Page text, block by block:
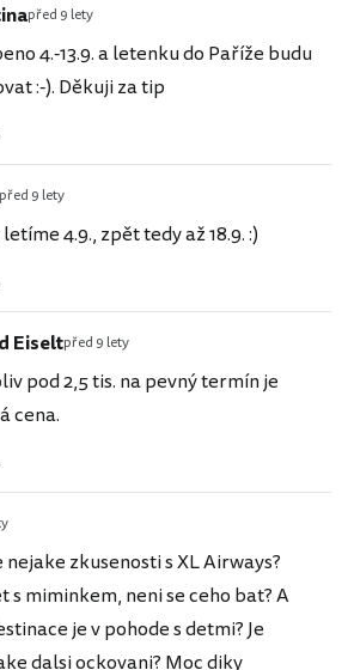
před 9 lety
4.-13.9. a letenku do Paříže budu
:-). Děkuji za tip
před 9 lety
4.9., zpět tedy až 18.9. :)
Eiseltpřed 9 lety
pod 2,5 tis. na pevný termín je
cena.
zkusenosti s XL Airways?
s miminkem, neni se ceho bat? A
je v pohode s detmi? Je
dalsi ockovani? Moc diky